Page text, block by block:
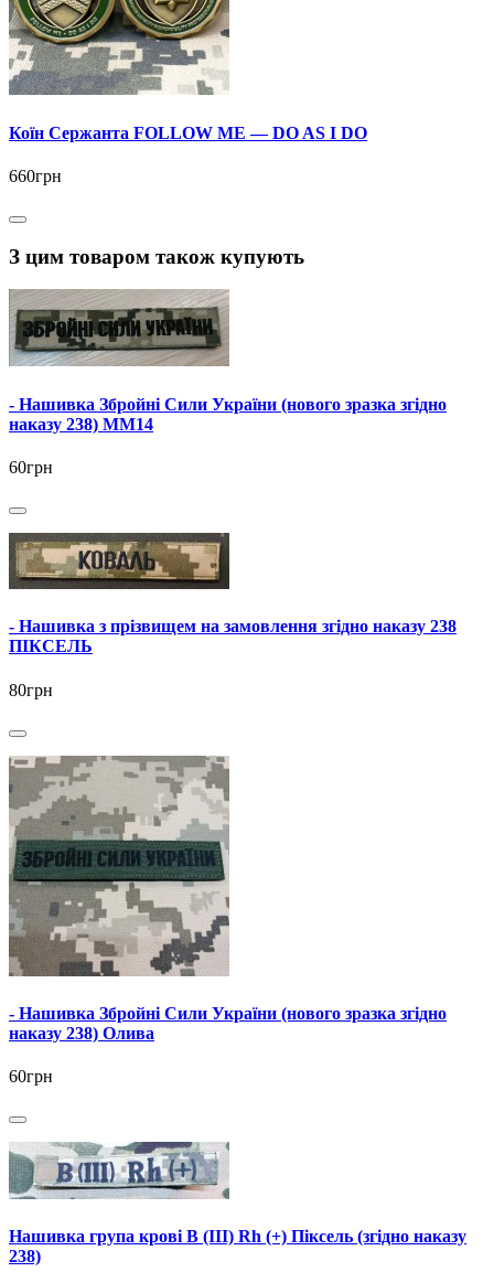
Коїн Сержанта FOLLOW ME — DO AS I DO
660грн
З цим товаром також купують
- Нашивка Збройні Сили України (нового зразка згідно
наказу 238) ММ14
60грн
- Нашивка з прізвищем на замовлення згідно наказу 238
ПІКСЕЛЬ
80грн
- Нашивка Збройні Сили України (нового зразка згідно
наказу 238) Олива
60грн
Нашивка група крові В (III) Rh (+) Піксель (згідно наказу
238)